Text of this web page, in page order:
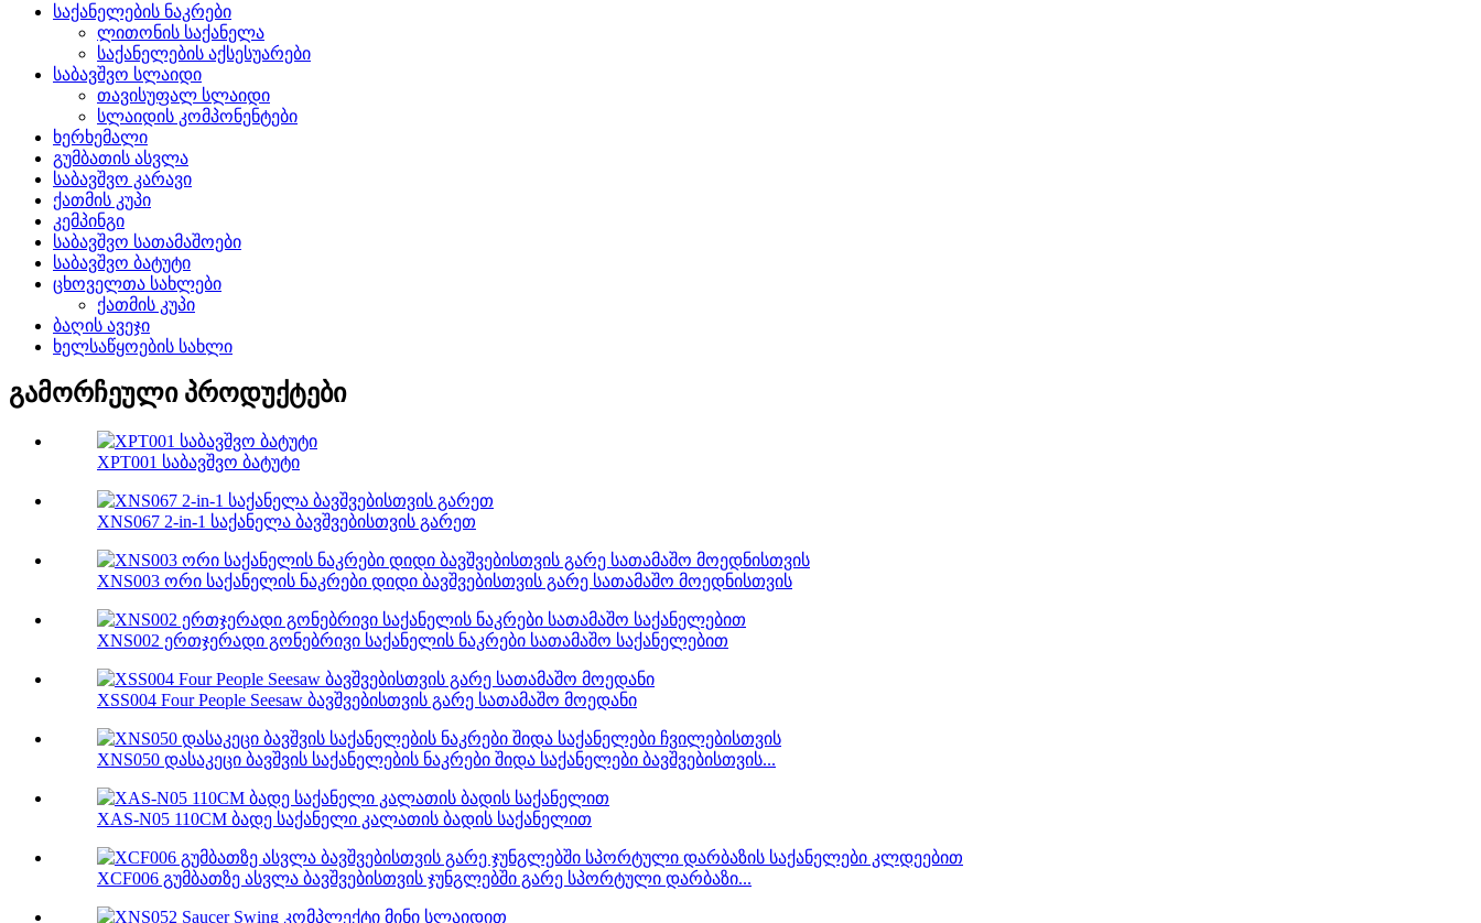
საქანელების ნაკრები
ლითონის საქანელა
საქანელების აქსესუარები
საბავშვო სლაიდი
თავისუფალ სლაიდი
სლაიდის კომპონენტები
ხერხემალი
გუმბათის ასვლა
საბავშვო კარავი
ქათმის კუპი
კემპინგი
საბავშვო სათამაშოები
საბავშვო ბატუტი
ცხოველთა სახლები
ქათმის კუპი
ბაღის ავეჯი
ხელსაწყოების სახლი
გამორჩეული პროდუქტები
XPT001 საბავშვო ბატუტი
XNS067 2-in-1 საქანელა ბავშვებისთვის გარეთ
XNS003 ორი საქანელის ნაკრები დიდი ბავშვებისთვის გარე სათამაშო მოედნისთვის
XNS002 ერთჯერადი გონებრივი საქანელის ნაკრები სათამაშო საქანელებით
XSS004 Four People Seesaw ბავშვებისთვის გარე სათამაშო მოედანი
XNS050 დასაკეცი ბავშვის საქანელების ნაკრები შიდა საქანელები ბავშვებისთვის...
XAS-N05 110CM ბადე საქანელი კალათის ბადის საქანელით
XCF006 გუმბათზე ასვლა ბავშვებისთვის ჯუნგლებში გარე სპორტული დარბაზი...